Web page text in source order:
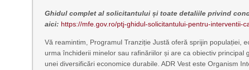
Ghidul complet al solicitantului și toate detaliile privind
aici: https://mfe.gov.ro/ptj-ghidul-solicitantului-pentru-
Vă reamintim, Programul Tranziție Justă oferă sprijin populației,
urma închiderii minelor sau rafinăriilor și are ca obiectiv
unei diversificări economice durabile. ADR Vest este Organism